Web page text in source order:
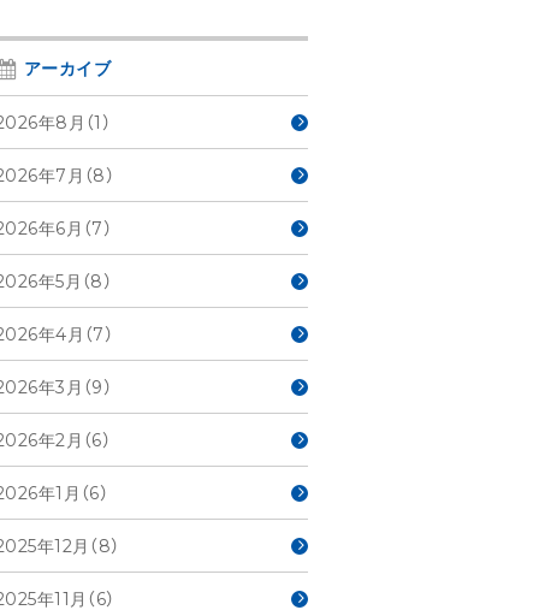
アーカイブ
年8月（1）
年7月（8）
年6月（7）
年5月（8）
年4月（7）
年3月（9）
年2月（6）
年1月（6）
年12月（8）
年11月（6）